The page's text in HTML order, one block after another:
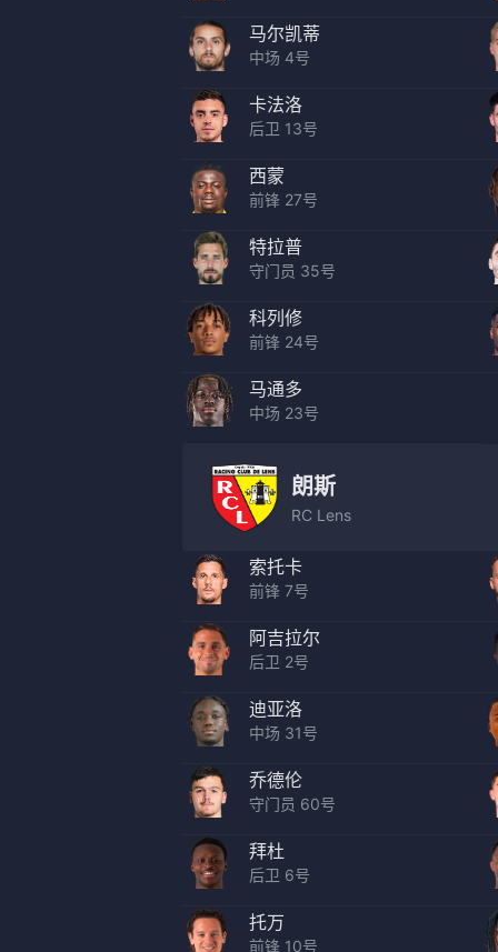
马尔凯蒂
中场 4号
卡法洛
后卫 13号
西蒙
前锋 27号
特拉普
守门员 35号
科列修
前锋 24号
马通多
中场 23号
朗斯
RC Lens
索托卡
前锋 7号
阿吉拉尔
后卫 2号
迪亚洛
中场 31号
乔德伦
守门员 60号
拜杜
后卫 6号
托万
前锋 10号